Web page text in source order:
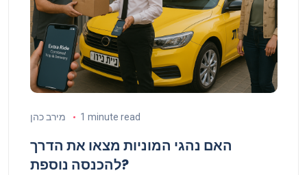
מירב כהן 1 minute read
האם נהגי המוניות מצאו את הדרך
להכנסה נוספת?